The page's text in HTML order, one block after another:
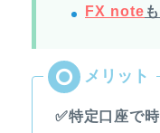
FX note
✅特定口座で